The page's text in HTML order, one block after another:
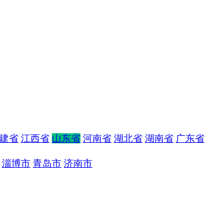
省 江西省 山东省 河南省 湖北省 湖南省 广东省
淄博市 青岛市 济南市